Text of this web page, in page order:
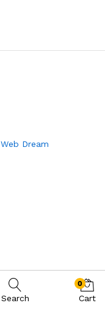
Web Dream
Search
0
Cart